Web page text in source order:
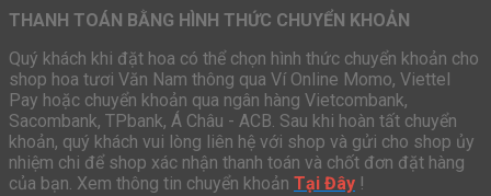
THANH TOÁN BẰNG HÌNH THỨC CHUYỂN KHOẢN
Quý khách khi đặt hoa có thể chọn hình thức chuyển khoản cho
shop hoa tươi Văn Nam thông qua Ví Online Momo, Viettel
Pay hoặc chuyển khoản qua ngân hàng Vietcombank,
Sacombank, TPbank, Á Châu - ACB. Sau khi hoàn tất chuyển
khoản, quý khách vui lòng liên hệ với shop và gửi cho shop ủy
nhiệm chi để shop xác nhận thanh toán và chốt đơn đặt hàng
của bạn. Xem thông tin chuyển khoản Tại Đây !